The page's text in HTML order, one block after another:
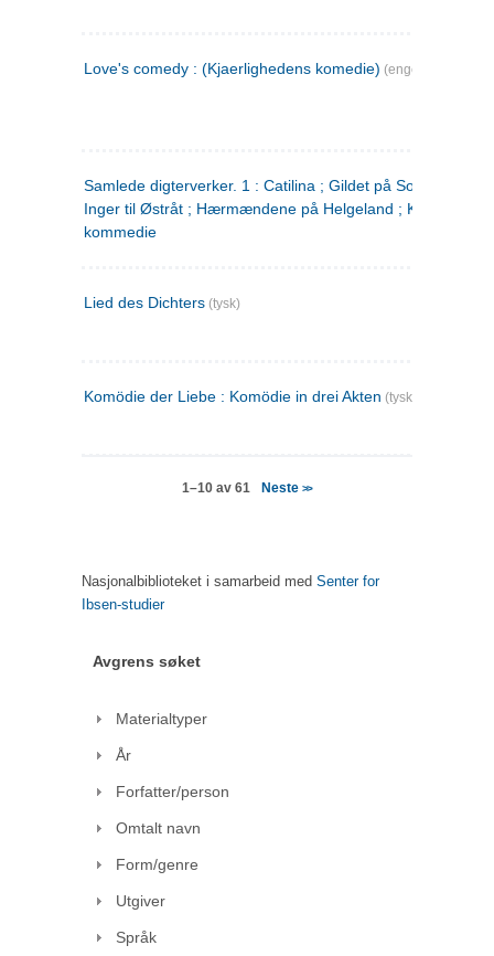
Love's comedy : (Kjaerlighedens komedie) (engelsk)
Samlede digterverker. 1 : Catilina ; Gildet på Solhaug ; Fru
Inger til Østråt ; Hærmændene på Helgeland ;
kommedie
Lied des Dichters (tysk)
Komödie der Liebe : Komödie in drei Akten (tysk)
1–10 av 61 Neste>>
Nasjonalbiblioteket i samarbeid med Senter for
Ibsen-studier
Avgrens søket
Materialtyper
År
Forfatter/person
Omtalt navn
Form/genre
Utgiver
Språk